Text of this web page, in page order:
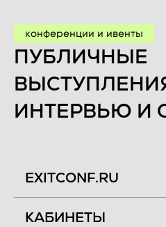
конференции и ивенты
ПУБЛИЧНЫЕ
ИНТЕРВЬЮ И
EXITCONF.RU
КАБИНЕТЫ